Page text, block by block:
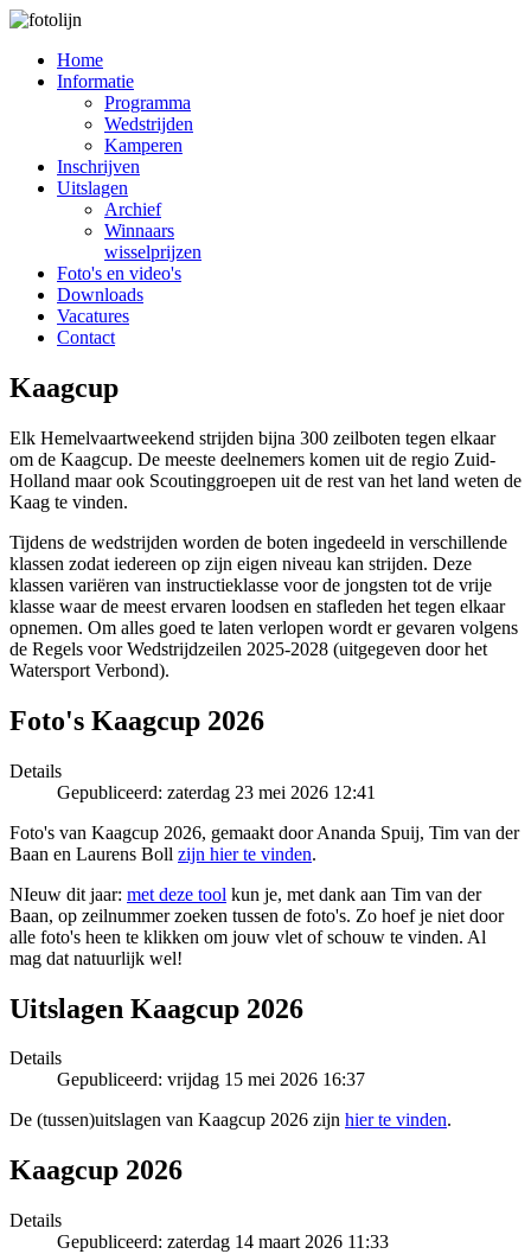
Home
Informatie
Programma
Wedstrijden
Kamperen
Inschrijven
Uitslagen
Archief
Winnaars
wisselprijzen
Foto's en video's
Downloads
Vacatures
Contact
Kaagcup
Elk Hemelvaartweekend strijden bijna 300 zeilboten tegen elkaar
om de Kaagcup. De meeste deelnemers komen uit de regio Zuid-
Holland maar ook Scoutinggroepen uit de rest van het land weten de
Kaag te vinden.
Tijdens de wedstrijden worden de boten ingedeeld in verschillende
klassen zodat iedereen op zijn eigen niveau kan strijden. Deze
klassen variëren van instructieklasse voor de jongsten tot de vrije
klasse waar de meest ervaren loodsen en stafleden het tegen elkaar
opnemen. Om alles goed te laten verlopen wordt er gevaren volgens
de Regels voor Wedstrijdzeilen 2025-2028 (uitgegeven door het
Watersport Verbond).
Foto's Kaagcup 2026
Details
Gepubliceerd: zaterdag 23 mei 2026 12:41
Foto's van Kaagcup 2026, gemaakt door Ananda Spuij, Tim van der
Baan en Laurens Boll zijn hier te vinden.
NIeuw dit jaar: met deze tool kun je, met dank aan Tim van der
Baan, op zeilnummer zoeken tussen de foto's. Zo hoef je niet door
alle foto's heen te klikken om jouw vlet of schouw te vinden. Al
mag dat natuurlijk wel!
Uitslagen Kaagcup 2026
Details
Gepubliceerd: vrijdag 15 mei 2026 16:37
De (tussen)uitslagen van Kaagcup 2026 zijn hier te vinden.
Kaagcup 2026
Details
Gepubliceerd: zaterdag 14 maart 2026 11:33